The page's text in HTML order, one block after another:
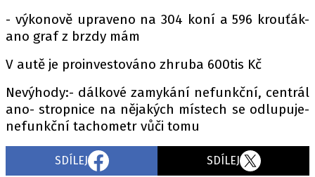
- výkonově upraveno na 304 koní a 596 krouťák-
ano graf z brzdy mám
V autě je proinvestováno zhruba 600tis Kč
Nevýhody:- dálkové zamykání nefunkční, centrál
ano- stropnice na nějakých místech se odlupuje-
nefunkční tachometr vůči tomu
SDÍLEJ SDÍLEJ